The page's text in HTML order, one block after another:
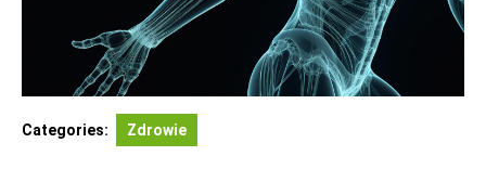
Categories: Zdrowie